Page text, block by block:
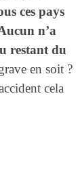
ces pays
n’a
restant du
en soit ?
cela